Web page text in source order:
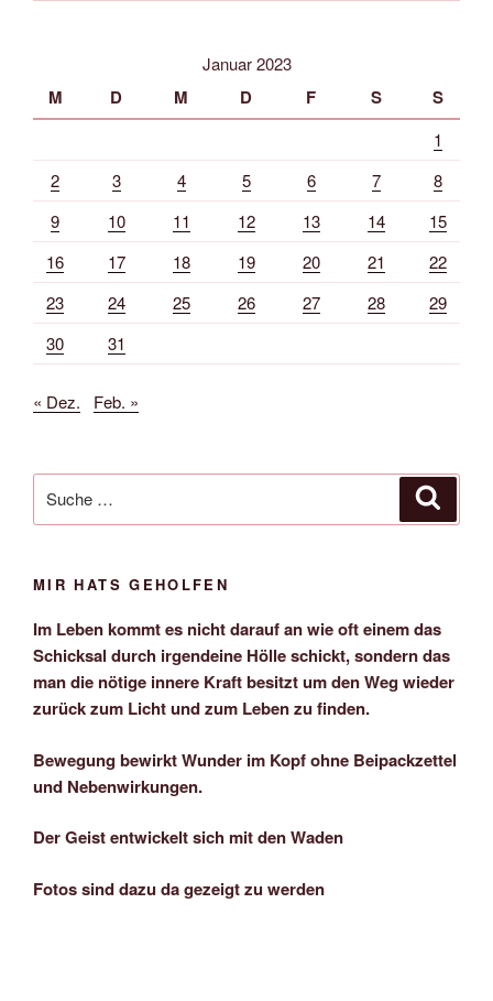
Januar 2023
M D M D F S S
1
2
3 4 5 6 7
8
9
10 11 12 13 14
15
16
17 18 19 20 21
22
23
24 25 26 27 28
29
30
31
« Dez. Feb. »
nach:
MIR HATS GEHOLFEN
Im Leben kommt es nicht darauf an wie oft einem das
Schicksal durch irgendeine Hölle schickt, sondern das
man die nötige innere Kraft besitzt um den Weg wieder
zurück zum Licht und zum Leben zu finden.
Bewegung bewirkt Wunder im Kopf ohne Beipackzettel
und Nebenwirkungen.
Der Geist entwickelt sich mit den Waden
Fotos sind dazu da gezeigt zu werden